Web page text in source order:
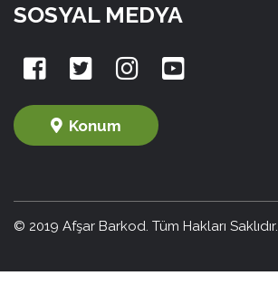
SOSYAL MEDYA
Konum
© 2019 Afşar Barkod. Tüm Hakları Saklıdır.